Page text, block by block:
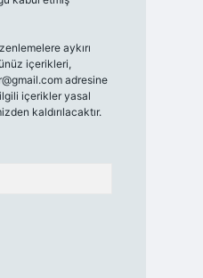
aykırı
içerikleri,
adresine
içerikler yasal
kaldırılacaktır.